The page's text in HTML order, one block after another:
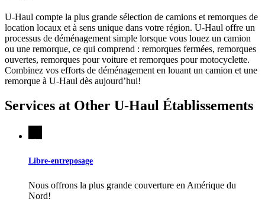
U-Haul compte la plus grande sélection de camions et remorques de
location locaux et à sens unique dans votre région. U-Haul offre un
processus de déménagement simple lorsque vous louez un camion
ou une remorque, ce qui comprend : remorques fermées, remorques
ouvertes, remorques pour voiture et remorques pour motocyclette.
Combinez vos efforts de déménagement en louant un camion et une
remorque à U-Haul dès aujourd’hui!
Services at Other U-Haul Établissements
Libre-entreposage
Nous offrons la plus grande couverture en Amérique du
Nord!